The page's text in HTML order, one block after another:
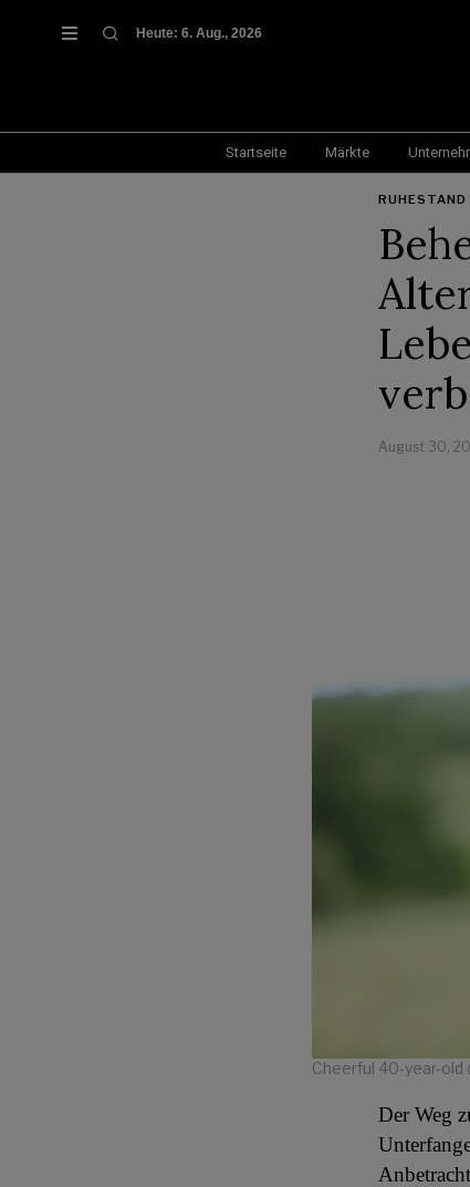
Heute: 6. Aug., 2026
Startseite Märkte
RUHESTAND
August 30,
Cheerful 40-year-old
Der Weg